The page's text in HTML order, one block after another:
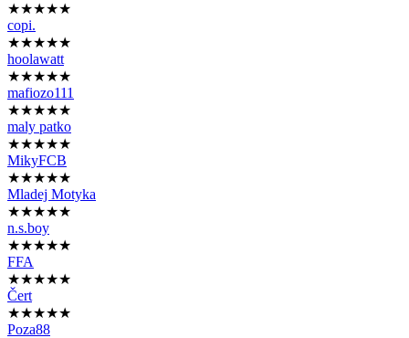
★★★★★
copi.
★★★★★
hoolawatt
★★★★★
mafiozo111
★★★★★
maly patko
★★★★★
MikyFCB
★★★★★
Mladej Motyka
★★★★★
n.s.boy
★★★★★
FFA
★★★★★
Čert
★★★★★
Poza88